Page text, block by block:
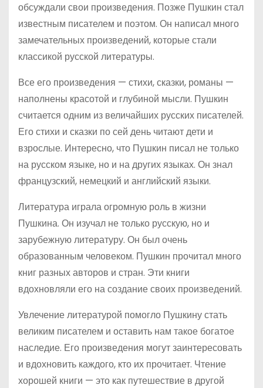
обсуждали свои произведения. Позже Пушкин стал
известным писателем и поэтом. Он написал много
замечательных произведений, которые стали
классикой русской литературы.
Все его произведения — стихи, сказки, романы —
наполнены красотой и глубиной мысли. Пушкин
считается одним из величайших русских писателей.
Его стихи и сказки по сей день читают дети и
взрослые. Интересно, что Пушкин писал не только
на русском языке, но и на других языках. Он знал
французский, немецкий и английский языки.
Литература играла огромную роль в жизни
Пушкина. Он изучал не только русскую, но и
зарубежную литературу. Он был очень
образованным человеком. Пушкин прочитал много
книг разных авторов и стран. Эти книги
вдохновляли его на создание своих произведений.
Увлечение литературой помогло Пушкину стать
великим писателем и оставить нам такое богатое
наследие. Его произведения могут заинтересовать
и вдохновить каждого, кто их прочитает. Чтение
хорошей книги — это как путешествие в другой